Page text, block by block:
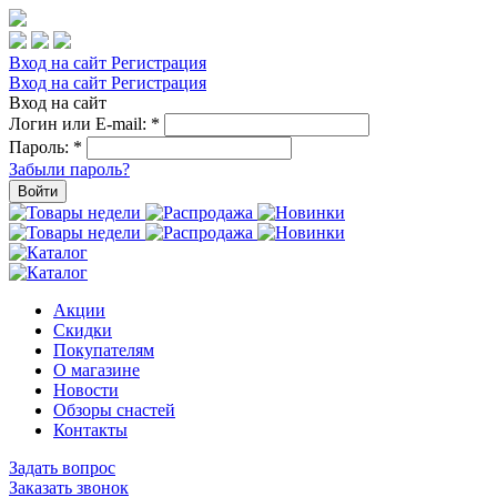
Вход на сайт Регистрация
Вход на сайт Регистрация
Вход на сайт
Логин или E-mail: *
Пароль: *
Забыли пароль?
Войти
Акции
Скидки
Покупателям
О магазине
Новости
Обзоры снастей
Контакты
Задать вопрос
Заказать звонок